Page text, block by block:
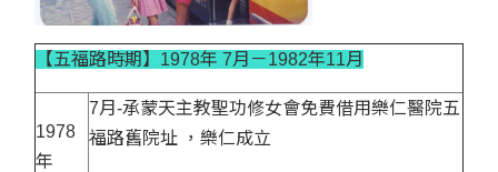
【五福路時期】1978年 7月－1982年11月
1978
年
7月-承蒙天主教聖功修女會免費借用樂仁醫院五
福路舊院址 ，樂仁成立